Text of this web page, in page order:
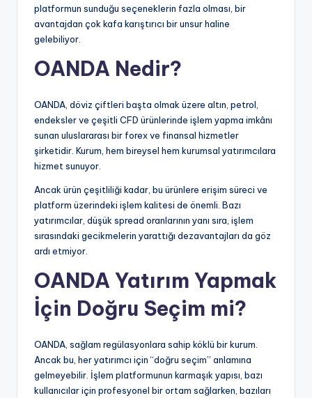
platformun sunduğu seçeneklerin fazla olması, bir
avantajdan çok kafa karıştırıcı bir unsur haline
gelebiliyor.
OANDA Nedir?
OANDA, döviz çiftleri başta olmak üzere altın, petrol,
endeksler ve çeşitli CFD ürünlerinde işlem yapma imkânı
sunan uluslararası bir forex ve finansal hizmetler
şirketidir. Kurum, hem bireysel hem kurumsal yatırımcılara
hizmet sunuyor.
Ancak ürün çeşitliliği kadar, bu ürünlere erişim süreci ve
platform üzerindeki işlem kalitesi de önemli. Bazı
yatırımcılar, düşük spread oranlarının yanı sıra, işlem
sırasındaki gecikmelerin yarattığı dezavantajları da göz
ardı etmiyor.
OANDA Yatırım Yapmak
İçin Doğru Seçim mi?
OANDA, sağlam regülasyonlara sahip köklü bir kurum.
Ancak bu, her yatırımcı için “doğru seçim” anlamına
gelmeyebilir. İşlem platformunun karmaşık yapısı, bazı
kullanıcılar için profesyonel bir ortam sağlarken, bazıları